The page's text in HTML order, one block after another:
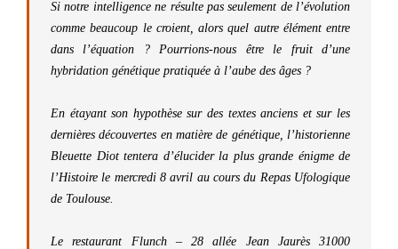
Si notre intelligence ne résulte pas seulement de l’évolution
comme beaucoup le croient, alors quel autre élément entre
dans l’équation ? Pourrions-nous être le fruit d’une
hybridation génétique pratiquée à l’aube des âges ?
En étayant son hypothèse sur des textes anciens et sur les
dernières découvertes en matière de génétique, l’historienne
Bleuette Diot tentera d’élucider la plus grande énigme de
l’Histoire le mercredi 8 avril au cours du Repas Ufologique
de Toulouse.
Le restaurant Flunch – 28 allée Jean Jaurès 31000